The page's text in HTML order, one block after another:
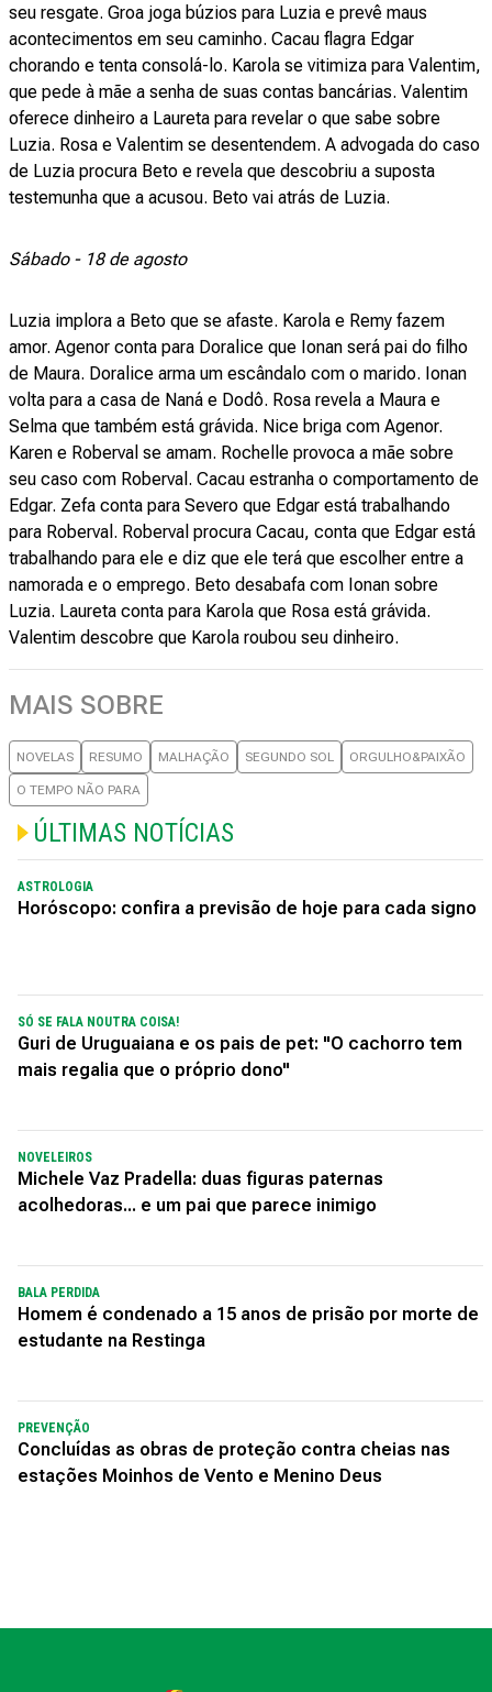
seu resgate. Groa joga búzios para Luzia e prevê maus
acontecimentos em seu caminho. Cacau flagra Edgar
chorando e tenta consolá-lo. Karola se vitimiza para Valentim,
que pede à mãe a senha de suas contas bancárias. Valentim
oferece dinheiro a Laureta para revelar o que sabe sobre
Luzia. Rosa e Valentim se desentendem. A advogada do caso
de Luzia procura Beto e revela que descobriu a suposta
testemunha que a acusou. Beto vai atrás de Luzia.
Sábado - 18 de agosto
Luzia implora a Beto que se afaste. Karola e Remy fazem
amor. Agenor conta para Doralice que Ionan será pai do filho
de Maura. Doralice arma um escândalo com o marido. Ionan
volta para a casa de Naná e Dodô. Rosa revela a Maura e
Selma que também está grávida. Nice briga com Agenor.
Karen e Roberval se amam. Rochelle provoca a mãe sobre
seu caso com Roberval. Cacau estranha o comportamento de
Edgar. Zefa conta para Severo que Edgar está trabalhando
para Roberval. Roberval procura Cacau, conta que Edgar está
trabalhando para ele e diz que ele terá que escolher entre a
namorada e o emprego. Beto desabafa com Ionan sobre
Luzia. Laureta conta para Karola que Rosa está grávida.
Valentim descobre que Karola roubou seu dinheiro.
MAIS SOBRE
NOVELAS RESUMO MALHAÇÃO SEGUNDO SOL ORGULHO&PAIXÃO
O TEMPO NÃO PARA
ÚLTIMAS NOTÍCIAS
ASTROLOGIA
Horóscopo: confira a previsão de hoje para cada signo
SÓ SE FALA NOUTRA COISA!
Guri de Uruguaiana e os pais de pet: "O cachorro tem
mais regalia que o próprio dono"
NOVELEIROS
Michele Vaz Pradella: duas figuras paternas
acolhedoras... e um pai que parece inimigo
BALA PERDIDA
Homem é condenado a 15 anos de prisão por morte de
estudante na Restinga
PREVENÇÃO
Concluídas as obras de proteção contra cheias nas
estações Moinhos de Vento e Menino Deus